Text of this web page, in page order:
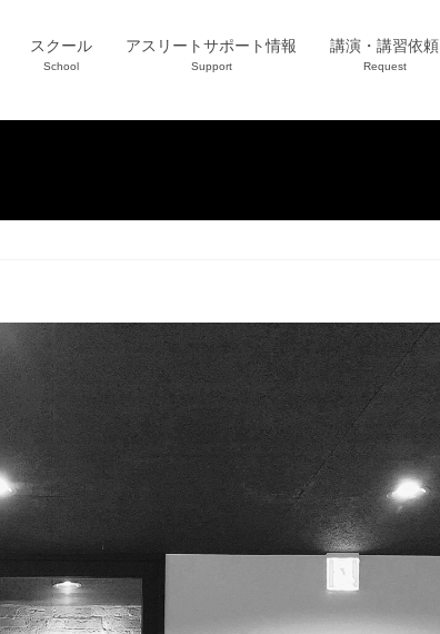
スクール
School
アスリートサポート情報
Support
講演・講習依頼
Request